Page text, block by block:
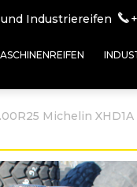
Industriereifen
Michelin